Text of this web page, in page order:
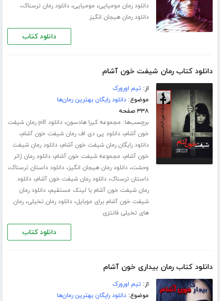
دانلود رمان مومیایی، مومیایی،دانلود رمان ترسناک،
دانلود رمان هیجان انگیز
دانلود کتاب
دانلود کتاب رمان شیفت خون آشام
از:تیم اورورک
موضوع:دانلود رایگان بهترین رمان‌ها
۳۳۸ صفحه
برچسب‌ها: مجموعه کیرا هادسون،
دانلود pdf رمان شیفت
خون آشام،دانلود پی دی اف رمان شیفت خون آشام،
دانلود رایگان رمان شیفت خون آشام،دانلود رمان شیفت
خون آشام، مجموعه شیفت خون آشام،دانلود رمان ژانر
وحشت،دانلود رمان هیجان انگیز،دانلود داستان ترسناک،
داستان ترسناک،دانلود رمان شیفت خون آشام،دانلود
رمان شیفت خون آشام با لینک مستقیم،دانلود رمان
شیفت خون آشام برای موبایل،دانلود رمان تخیلی،رمان
های تخیلی فانتزی
دانلود کتاب
دانلود کتاب رمان بیداری خون آشام
از:تیم اورورک
موضوع:دانلود رایگان بهترین رمان‌ها